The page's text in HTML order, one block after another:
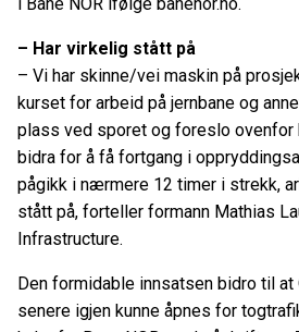
– Har virkelig stått på
– Vi har skinne/vei maskin på
kurset for arbeid på jernbane og
plass ved sporet og foreslo ovenfor
bidra for å få fortgang i
pågikk i nærmere 12 timer i strekk,
stått på, forteller formann Mathias
Infrastructure.
Den formidable innsatsen bidro til at
senere igjen kunne åpnes for